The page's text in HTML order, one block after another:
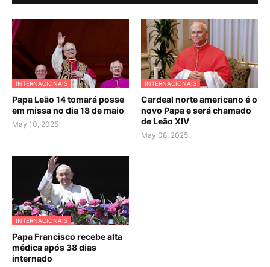
INTERNACIONAIS
Papa Leão 14 tomará posse
em missa no dia 18 de maio
May 10, 2025
INTERNACIONAIS
Cardeal norte americano é o
novo Papa e será chamado
de Leão XIV
May 08, 2025
INTERNACIONAIS
Papa Francisco recebe alta
médica após 38 dias
internado